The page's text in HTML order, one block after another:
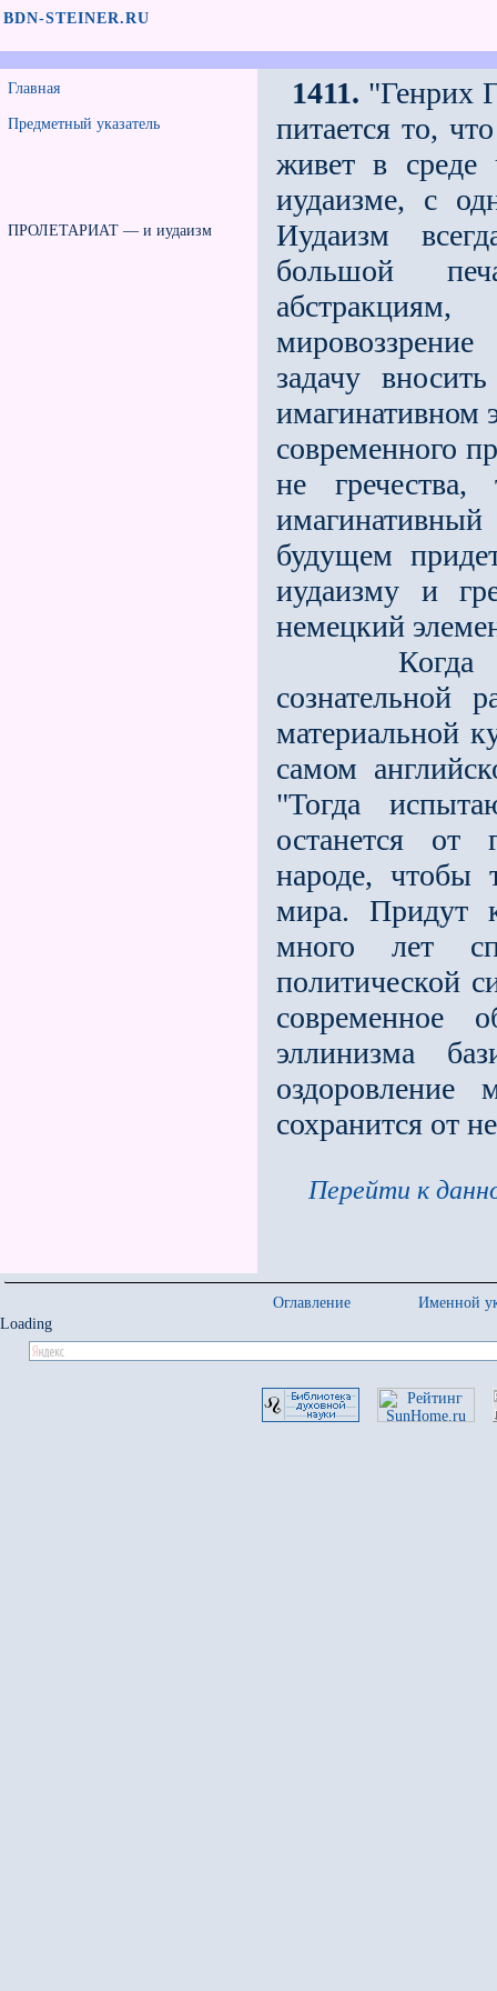
BDN-STEINER.RU
Главная
Предметный указатель
ПРОЛЕТАРИАТ — и иудаизм
1411. "Генрих
питается то,
живет в среде
иудаизме, с
Иудаизм
большой
задачу
имагинативном
современного
не
будущем
иудаизму и
немецкий
Когда
сознательной
материальной
самом
"Тогда
останется от
народе, чтобы
мира. Придут
много лет
политической
современное
эллинизма
оздоровление
сохранится от
Перейти к
Оглавление
Именной
Loading